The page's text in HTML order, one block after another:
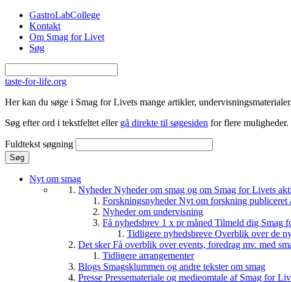
Gå til hovedindhold
GastroLabCollege
Kontakt
Om Smag for Livet
Søg
taste-for-life.org
Her kan du søge i Smag for Livets mange artikler,
Søg efter ord i tekstfeltet eller gå direkte til søgesiden for flere muligheder.
Fuldtekst søgning
Nyt om smag
NyhederNyheder om smag og om Smag for Livets
ForskningsnyhederNyt om forskning publiceret
Nyheder om undervisning
Få nyhedsbrev 1 x pr måned Tilmeld dig Smag
Tidligere nyhedsbreve Overblik over de
Det skerFå overblik over events, foredrag mv. med
Tidligere arrangementer
Blogs Smagsklummen og andre tekster om smag
Presse Pressemateriale og medieomtale af Smag for